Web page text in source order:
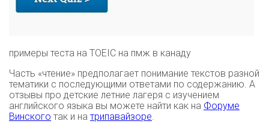
примеры теста на TOEIC на пмж в канаду
Часть «чтение» предполагает понимание текстов разной
тематики с последующими ответами по содержанию. А
отзывы про детские летние лагеря с изучением
английского языка вы можете найти как на Форуме
Винского так и на трипавайзоре.